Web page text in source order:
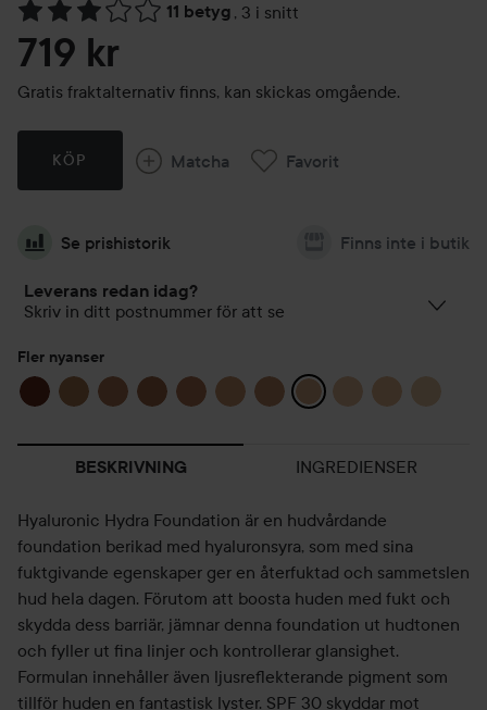
11 betyg , 3 i snitt
Hoppa till Betyg & kommentarer
719 kr
Gratis fraktalternativ finns, kan skickas omgående.
KÖP Matcha Favorit
Se prishistorik Finns inte i butik
Leverans redan idag?
Skriv in ditt postnummer för att se
Fler nyanser
BESKRIVNING INGREDIENSER
Hyaluronic Hydra Foundation är en hudvårdande
foundation berikad med hyaluronsyra, som med sina
fuktgivande egenskaper ger en återfuktad och sammetslen
hud hela dagen. Förutom att boosta huden med fukt och
skydda dess barriär, jämnar denna foundation ut hudtonen
och fyller ut fina linjer och kontrollerar glansighet.
Formulan innehåller även ljusreflekterande pigment som
tillför huden en fantastisk lyster. SPF 30 skyddar mot